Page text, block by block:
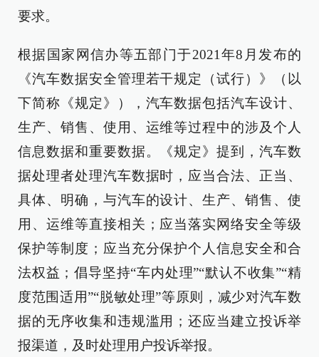
要求。
根据国家网信办等五部门于2021年8月发布的
《汽车数据安全管理若干规定（试行）》（以
下简称《规定》），汽车数据包括汽车设计、
生产、销售、使用、运维等过程中的涉及个人
信息数据和重要数据。《规定》提到，汽车数
据处理者处理汽车数据时，应当合法、正当、
具体、明确，与汽车的设计、生产、销售、使
用、运维等直接相关；应当落实网络安全等级
保护等制度；应当充分保护个人信息安全和合
法权益；倡导坚持“车内处理”“默认不收集”“精
度范围适用”“脱敏处理”等原则，减少对汽车数
据的无序收集和违规滥用；还应当建立投诉举
报渠道，及时处理用户投诉举报。